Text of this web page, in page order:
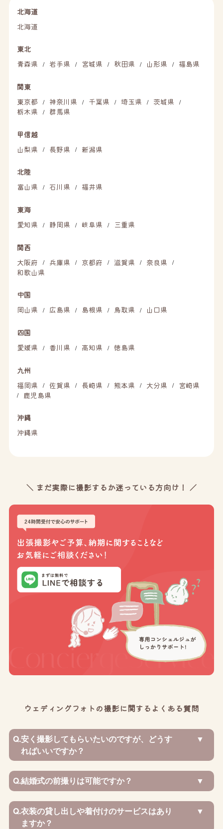
北海道
北海道
東北
青森県
/ 岩手県 / 宮城県 / 秋田県 / 山形県 / 福島県
関東
東京都
/ 神奈川県 / 千葉県 / 埼玉県 / 茨城県 /
栃木県 / 群馬県
甲信越
山梨県
/ 長野県 / 新潟県
北陸
富山県
/ 石川県 / 福井県
東海
愛知県
/ 静岡県 / 岐阜県 / 三重県
関西
大阪府
/ 兵庫県 / 京都府 / 滋賀県 / 奈良県 /
和歌山県
中国
岡山県
/ 広島県 / 島根県 / 鳥取県 / 山口県
四国
愛媛県
/ 香川県 / 高知県 / 徳島県
九州
福岡県
/ 佐賀県 / 長崎県 / 熊本県 / 大分県 / 宮崎県
/ 鹿児島県
沖縄
沖縄県
＼ まだ実際に撮影するか迷っている方向け！ ／
ウェディングフォトの撮影に関するよくある質問
Q.安く撮影してもらいたいのですが、どうす
ればいいですか？
Q.結婚式の前撮りは可能ですか？
Q.衣装の貸し出しや着付けのサービスはあり
ますか？